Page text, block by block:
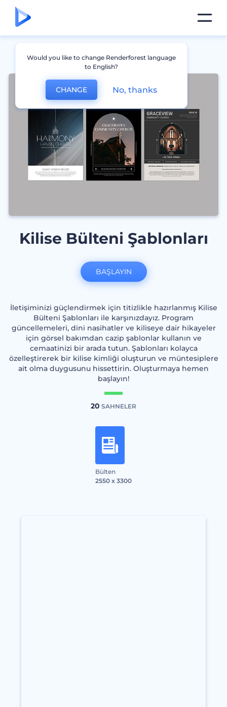
Kilise Bülteni Şablonları
İletişiminizi güçlendirmek için titizlikle hazırlanmış Kilise
Bülteni Şablonları ile karşınızdayız. Program
güncellemeleri, dini nasihatler ve kiliseye dair hikayeler
için görsel bakımdan cazip şablonlar kullanın ve
cemaatinizi bir arada tutun. Şablonları kolayca
özelleştirerek bir kilise kimliği oluşturun ve müntesiplere
ait olma duygusunu hissettirin. Oluşturmaya hemen
başlayın!
20 SAHNELER
Bülten
2550 x 3300
BAŞLAYIN
Would you like to change Renderforest language
to English?
CHANGE No, thanks